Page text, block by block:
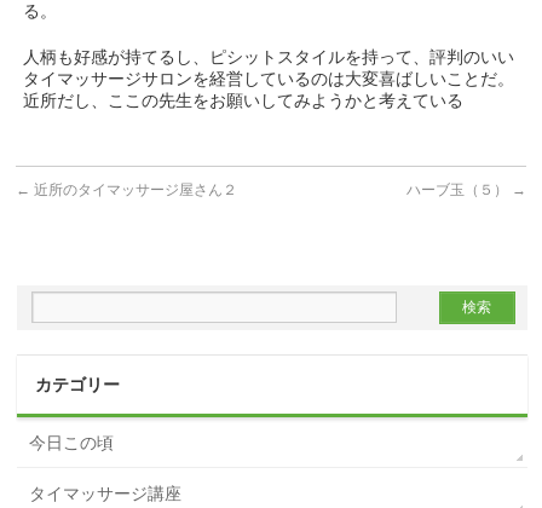
る。
人柄も好感が持てるし、ピシットスタイルを持って、評判のいい
タイマッサージサロンを経営しているのは大変喜ばしいことだ。
近所だし、ここの先生をお願いしてみようかと考えている
← 近所のタイマッサージ屋さん２ ハーブ玉（５） →
カテゴリー
今日この頃
タイマッサージ講座